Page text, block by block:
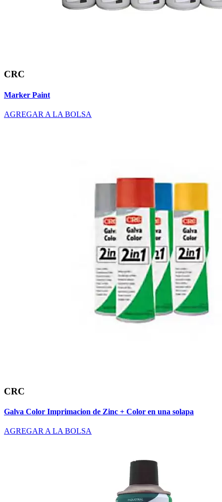
CRC
Marker Paint
AGREGAR A LA BOLSA
CRC
Galva Color Imprimacion de Zinc + Color en una solapa
AGREGAR A LA BOLSA